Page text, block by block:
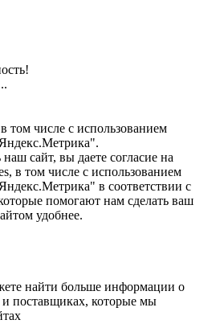
том числе с использованием
сайт, вы даете согласие на
в том числе с использованием
в соответствии с
помогают нам сделать ваш
удобнее.
найти больше информации о
поставщиках, которые мы